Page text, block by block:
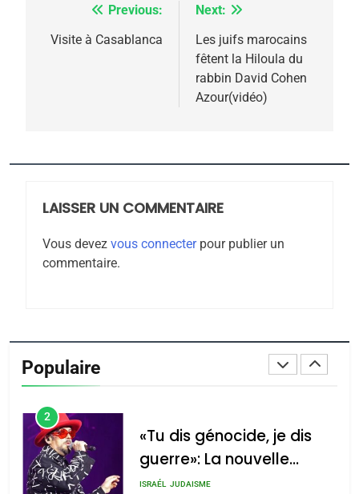
Navigation
de
Previous:
Visite à Casablanca
Next:
Les juifs marocains
fêtent la Hiloula du
rabbin David Cohen
Azour(vidéo)
LAISSER UN COMMENTAIRE
Vous devez vous connecterpour publier un
commentaire.
Populaire
FIÈRE, DIGNE ET RÉSILIENTE :
POURQUOI JE REVENDIQUE
MA JUDAÏTE par Thérèse
Zrihen-Dvir
JUDAISME
JUDAISME
8
Tafraout, le miel de Tadla
2
«Tu dis génocide, je dis
guerre»: La nouvelle
chanson de Boy George
ISRAÉL JUDAISME